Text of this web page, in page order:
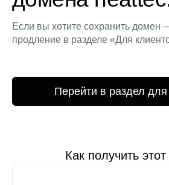
Если вы хотите сохранить домен
продление в разделе «Для
Перейти в раздел для
Как получить